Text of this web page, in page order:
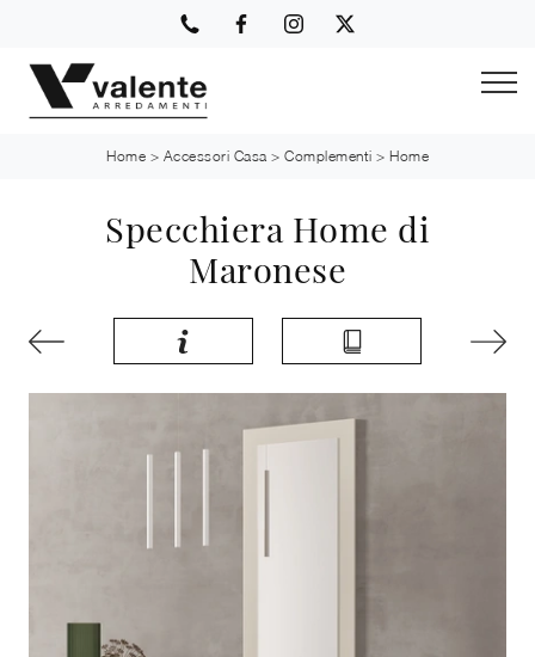
Home > Accessori Casa > Complementi > Home
Specchiera Home di
Maronese